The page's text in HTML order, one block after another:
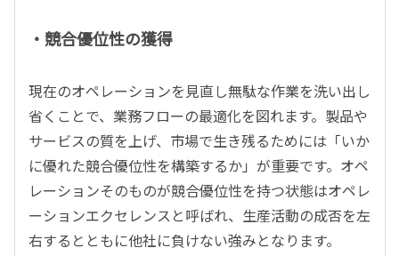
・競合優位性の獲得
現在のオペレーションを見直し無駄な作業を洗い出し
省くことで、業務フローの最適化を図れます。製品や
サービスの質を上げ、市場で生き残るためには「いか
に優れた競合優位性を構築するか」が重要です。オペ
レーションそのものが競合優位性を持つ状態はオペレ
ーションエクセレンスと呼ばれ、生産活動の成否を左
右するとともに他社に負けない強みとなります。